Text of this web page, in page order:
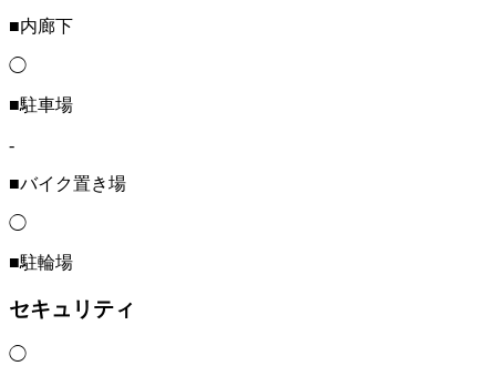
■内廊下
◯
■駐車場
-
■バイク置き場
◯
■駐輪場
セキュリティ
◯